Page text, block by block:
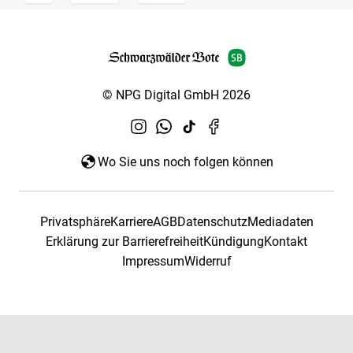
© NPG Digital GmbH 2026
Wo Sie uns noch folgen können
PrivatsphäreKarriereAGBDatenschutzMediadaten
Erklärung zur BarrierefreiheitKündigungKontakt
ImpressumWiderruf